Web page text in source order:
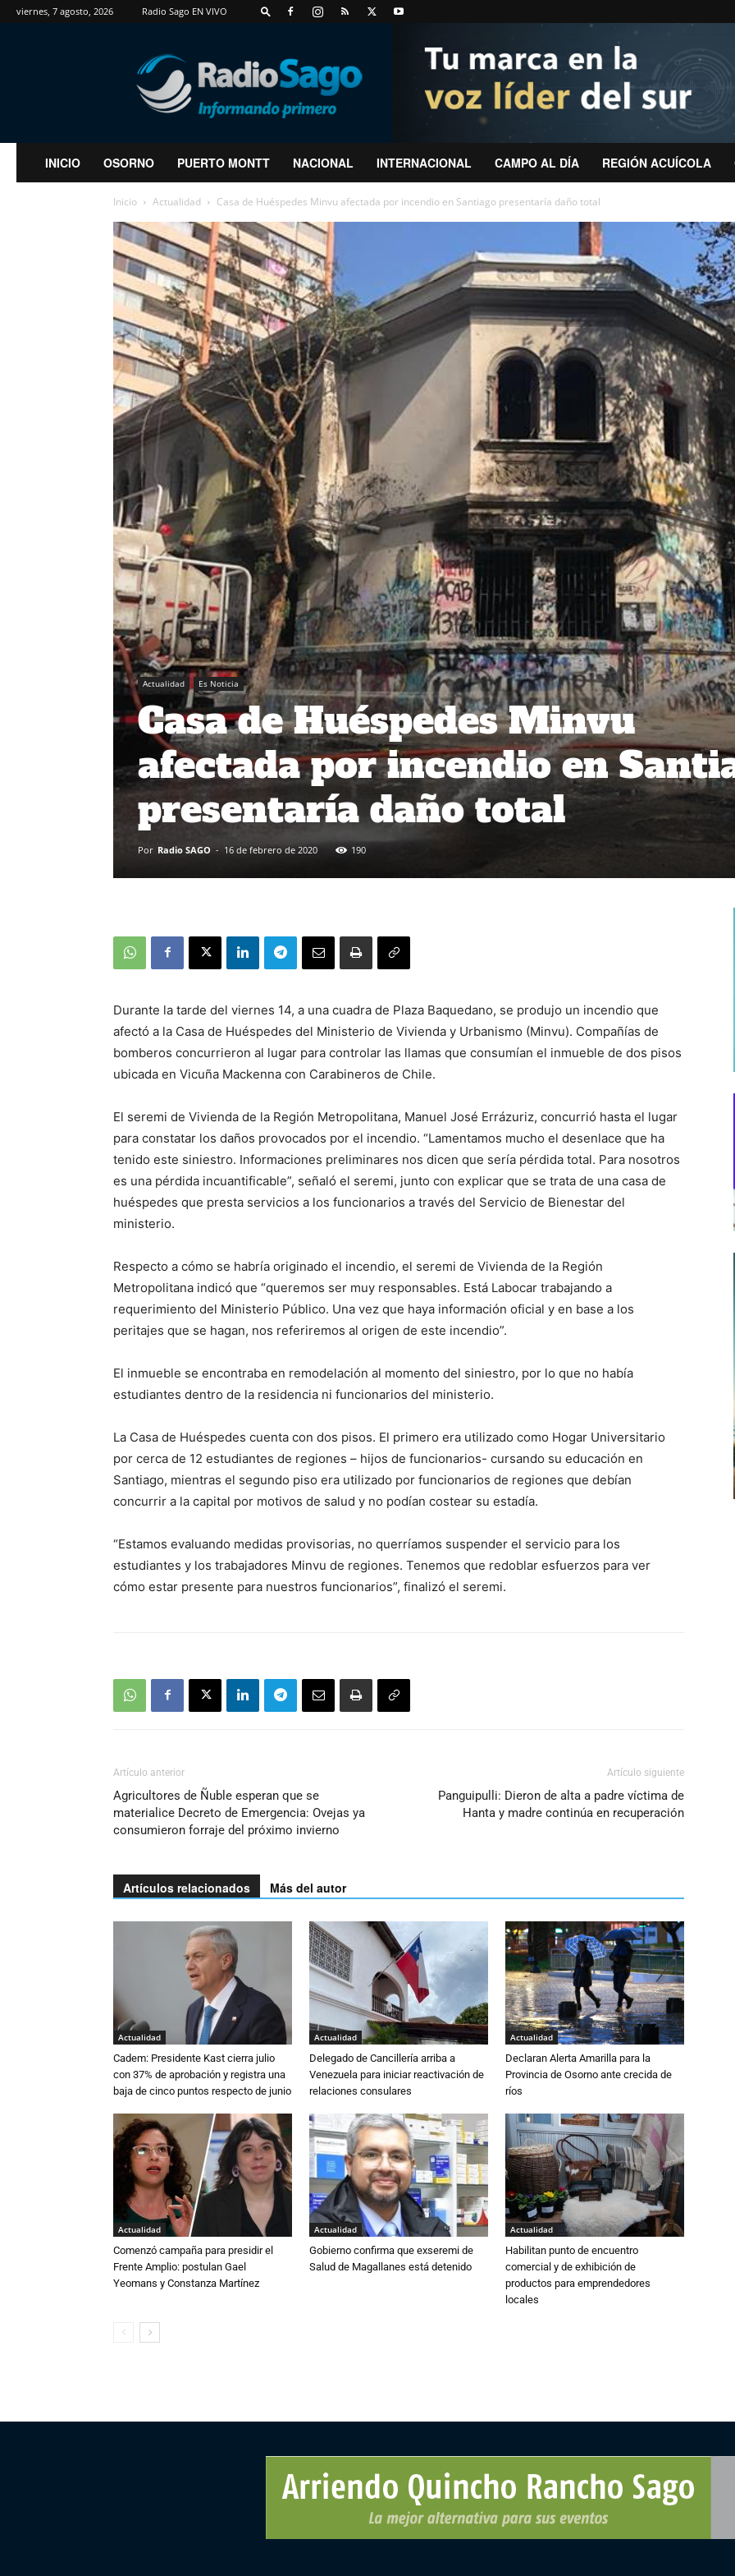
viernes, 7 agosto, 2026 Radio Sago EN VIVO
RadioSago
INICIO OSORNO PUERTO MONTT NACIONAL INTERNACIONAL CAMPO AL DÍA REGIÓN ACUÍCOLA
Inicio Actualidad Casa de Huéspedes Minvu afectada por incendio en Santiago presentaría daño total
Actualidad Es Noticia
Casa de Huéspedes Minvu
afectada por incendio en
presentaría daño total
Por Radio SAGO - 16 de febrero de 2020 190
Durante la tarde del viernes 14, a una cuadra de Plaza Baquedano, se produjo un incendio que
afectó a la Casa de Huéspedes del Ministerio de Vivienda y Urbanismo (Minvu). Compañías de
bomberos concurrieron al lugar para controlar las llamas que consumían el inmueble de dos pisos
ubicada en Vicuña Mackenna con Carabineros de Chile.
El seremi de Vivienda de la Región Metropolitana, Manuel José Errázuriz, concurrió hasta el lugar
para constatar los daños provocados por el incendio. “Lamentamos mucho el desenlace que ha
tenido este siniestro. Informaciones preliminares nos dicen que sería pérdida total. Para nosotros
es una pérdida incuantificable”, señaló el seremi, junto con explicar que se trata de una casa de
huéspedes que presta servicios a los funcionarios a través del Servicio de Bienestar del
ministerio.
Respecto a cómo se habría originado el incendio, el seremi de Vivienda de la Región
Metropolitana indicó que “queremos ser muy responsables. Está Labocar trabajando a
requerimiento del Ministerio Público. Una vez que haya información oficial y en base a los
peritajes que se hagan, nos referiremos al origen de este incendio”.
El inmueble se encontraba en remodelación al momento del siniestro, por lo que no había
estudiantes dentro de la residencia ni funcionarios del ministerio.
La Casa de Huéspedes cuenta con dos pisos. El primero era utilizado como Hogar Universitario
por cerca de 12 estudiantes de regiones – hijos de funcionarios- cursando su educación en
Santiago, mientras el segundo piso era utilizado por funcionarios de regiones que debían
concurrir a la capital por motivos de salud y no podían costear su estadía.
“Estamos evaluando medidas provisorias, no querríamos suspender el servicio para los
estudiantes y los trabajadores Minvu de regiones. Tenemos que redoblar esfuerzos para ver
cómo estar presente para nuestros funcionarios”, finalizó el seremi.
Artículo anterior
Agricultores de Ñuble esperan que se
materialice Decreto de Emergencia: Ovejas ya
consumieron forraje del próximo invierno
Artículo siguiente
Panguipulli: Dieron de alta a padre víctima de
Hanta y madre continúa en recuperación
Artículos relacionados Más del autor
Actualidad
Cadem: Presidente Kast cierra julio
con 37% de aprobación y registra una
baja de cinco puntos respecto de junio
Actualidad
Delegado de Cancillería arriba a
Venezuela para iniciar reactivación de
relaciones consulares
Actualidad
Declaran Alerta Amarilla para la
Provincia de Osorno ante crecida de
ríos
Actualidad
Comenzó campaña para presidir el
Frente Amplio: postulan Gael
Yeomans y Constanza Martínez
Actualidad
Gobierno confirma que exseremi de
Salud de Magallanes está detenido
Actualidad
Habilitan punto de encuentro
comercial y de exhibición de
productos para emprendedores
locales